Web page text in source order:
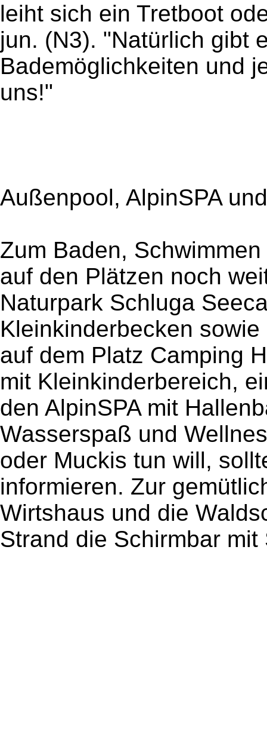
leiht sich ein Tretboot
jun. (N3). "Natürlich gibt
Bademöglichkeiten und
uns!"
Außenpool, AlpinSPA
Zum Baden,
auf den Plätzen noch
Naturpark Schluga
Kleinkinderbecken
auf dem Platz Camping
mit Kleinkinderbereich,
den AlpinSPA mit
Wasserspaß und
oder Muckis tun will,
informieren. Zur
Wirtshaus und die
Strand die Schirmbar